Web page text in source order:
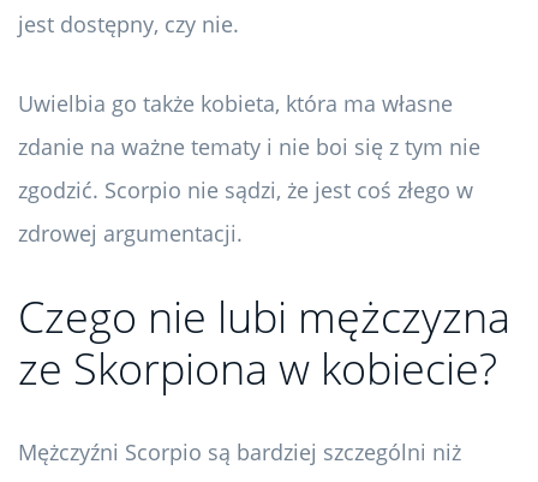
jest dostępny, czy nie.
Uwielbia go także kobieta, która ma własne
zdanie na ważne tematy i nie boi się z tym nie
zgodzić. Scorpio nie sądzi, że jest coś złego w
zdrowej argumentacji.
Czego nie lubi mężczyzna
ze Skorpiona w kobiecie?
Mężczyźni Scorpio są bardziej szczególni niż